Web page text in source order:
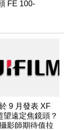
FE 100-
9 月發表 XF
望遠定焦鏡頭？
影師期待值拉